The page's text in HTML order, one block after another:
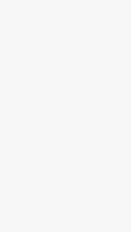
und
führt in
mit
und
obere
geteilt
immer über